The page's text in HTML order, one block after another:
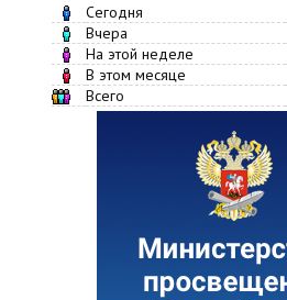
Сегодня
Вчера
На этой неделе
В этом месяце
Всего